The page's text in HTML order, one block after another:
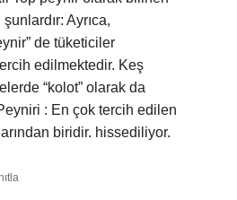
Ayrıca,
de tüketiciler
edilmektedir. Keş
“kolot” olarak da
: En çok tercih edilen
biridir. hissediliyor.